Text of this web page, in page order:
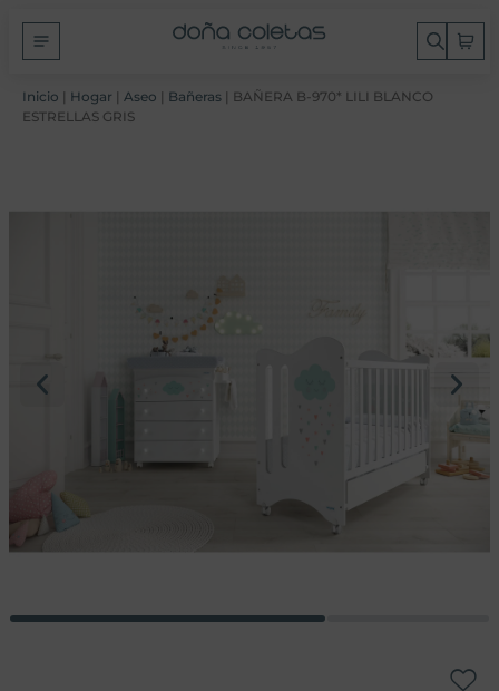
Inicio | Hogar | Aseo | Bañeras | BAÑERA B-970* LILI BLANCO
ESTRELLAS GRIS